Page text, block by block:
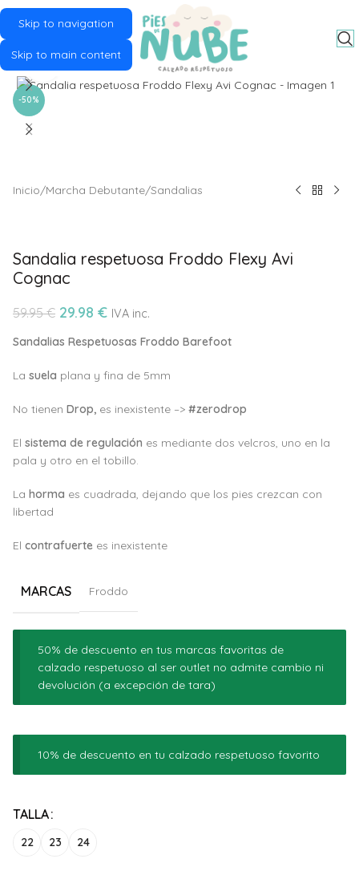
Skip to navigation
Skip to main content
-50%
Click to enlarge
Inicio/Marcha Debutante/Sandalias
Sandalia respetuosa Froddo Flexy Avi
Cognac
59.95€ 29.98 € IVA inc.
Sandalias Respetuosas Froddo Barefoot
La suela plana y fina de 5mm
No tienen Drop, es inexistente –> #zerodrop
El sistema de regulación es mediante dos velcros, uno en la
pala y otro en el tobillo.
La horma es cuadrada, dejando que los pies crezcan con
libertad
El contrafuerte es inexistente
MARCAS Froddo
50% de descuento en tus marcas favoritas de
calzado respetuoso al ser outlet no admite cambio ni
devolución (a excepción de tara)
10% de descuento en tu calzado respetuoso favorito
TALLA
22 23 24
Alternative: